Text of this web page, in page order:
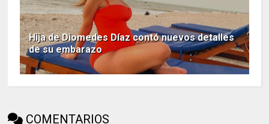
Hija de Diomedes Díaz contó nuevos detalles
de su embarazo
COMENTARIOS